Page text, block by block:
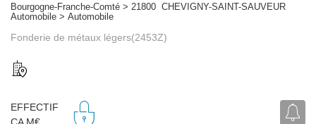
Bourgogne-Franche-Comté > 21800 CHEVIGNY-SAINT-SAUVEUR
Automobile > Automobile
Fonderie de métaux légers(2453Z)
EFFECTIF